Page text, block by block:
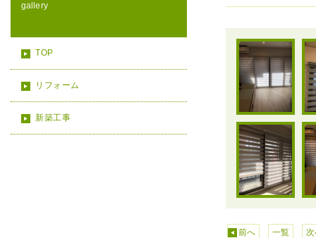
gallery
TOP
リフォーム
新築工事
前へ 一覧